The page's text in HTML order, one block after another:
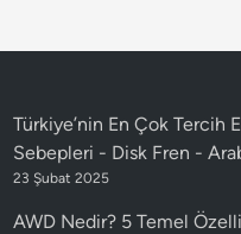
Türkiye’nin En Çok Tercih
Sebepleri - Disk Fren -
23 Şubat 2025
AWD Nedir? 5 Temel